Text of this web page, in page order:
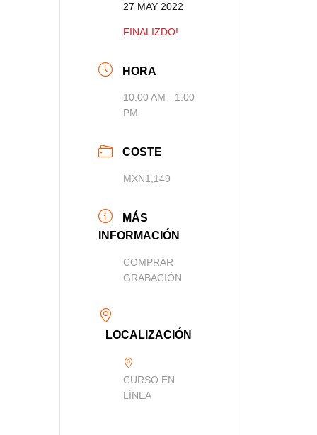
27 MAY 2022
FINALIZDO!
HORA
10:00 AM - 1:00
PM
COSTE
MXN1,149
MÁS
INFORMACIÓN
COMPRAR
GRABACIÓN
LOCALIZACIÓN
CURSO EN
LÍNEA